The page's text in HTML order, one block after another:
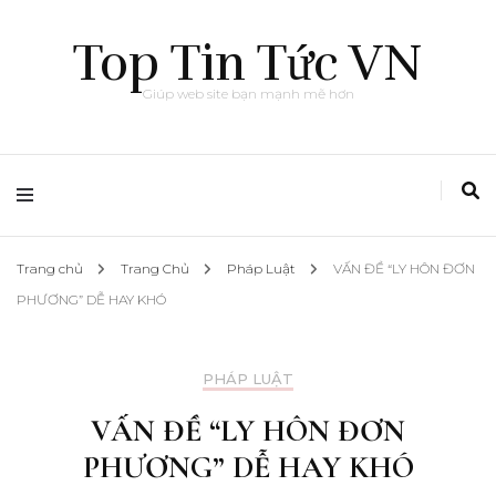
Top Tin Tức VN
Giúp web site bạn mạnh mẽ hơn
Trang chủ Trang Chủ Pháp Luật
VẤN ĐỀ “LY HÔN ĐƠN
PHƯƠNG” DỄ HAY KHÓ
PHÁP LUẬT
VẤN ĐỀ “LY HÔN ĐƠN
PHƯƠNG” DỄ HAY KHÓ